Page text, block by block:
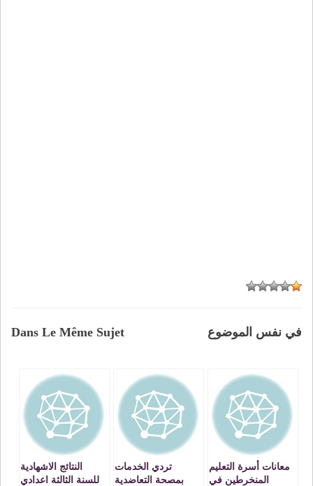
Dans Le Même Sujet في نفس الموضوع
معانات أسرة التعليم
المنخرطين في
تردي الخدمات
بمصحة التعاضدية
النتائج الاشهادية
للسنة الثالثة اعدادي